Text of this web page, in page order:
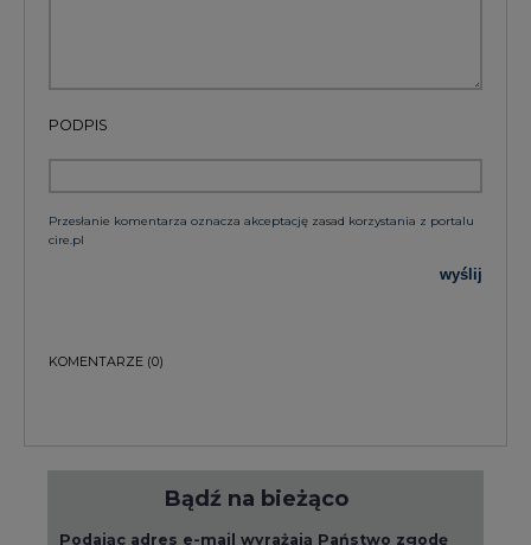
PODPIS
Przesłanie komentarza oznacza akceptację zasad korzystania z portalu
cire.pl
wyślij
KOMENTARZE (0)
Bądź na bieżąco
Podając adres e-mail wyrażają Państwo zgodę